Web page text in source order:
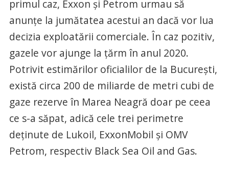
primul caz, Exxon şi Petrom urmau să
anunţe la jumătatea acestui an dacă vor lua
decizia exploatării comerciale. În caz pozitiv,
gazele vor ajunge la ţărm în anul 2020.
Potrivit estimărilor oficialilor de la Bucureşti,
există circa 200 de miliarde de metri cubi de
gaze rezerve în Marea Neagră doar pe ceea
ce s-a săpat, adică cele trei perimetre
deţinute de Lukoil, ExxonMobil şi OMV
Petrom, respectiv Black Sea Oil and Gas.